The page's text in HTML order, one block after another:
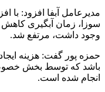
مدیرعامل آبفا افزود:
سوزا، زمان آبگیری
وجود داشت، مرتفع شد.
باشد که توسط بخش
انجام شده است.